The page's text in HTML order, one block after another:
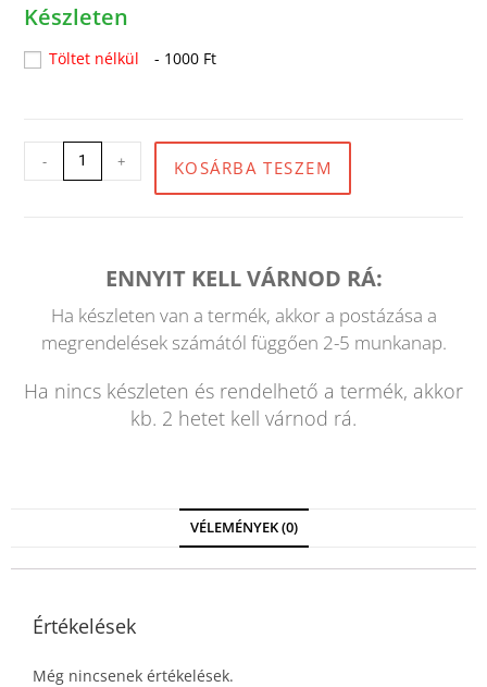
Készleten
Töltet nélkül - 1000 Ft
- + KOSÁRBA TESZEM
ENNYIT KELL VÁRNOD RÁ:
Ha készleten van a termék, akkor a postázása a
megrendelések számától függően 2-5 munkanap.
Ha nincs készleten és rendelhető a termék, akkor
kb. 2 hetet kell várnod rá.
VÉLEMÉNYEK (0)
Értékelések
Még nincsenek értékelések.